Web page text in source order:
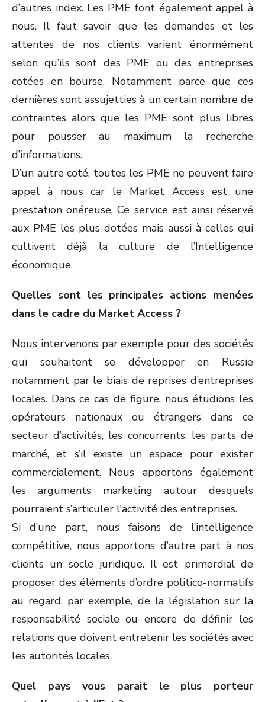
d’autres index. Les PME font également appel à
nous. Il faut savoir que les demandes et les
attentes de nos clients varient énormément
selon qu’ils sont des PME ou des entreprises
cotées en bourse. Notamment parce que ces
dernières sont assujetties à un certain nombre de
contraintes alors que les PME sont plus libres
pour pousser au maximum la recherche
d’informations.
D’un autre coté, toutes les PME ne peuvent faire
appel à nous car le Market Access est une
prestation onéreuse. Ce service est ainsi réservé
aux PME les plus dotées mais aussi à celles qui
cultivent déjà la culture de l’Intelligence
économique.
Quelles sont les principales actions menées
dans le cadre du Market Access ?
Nous intervenons par exemple pour des sociétés
qui souhaitent se développer en Russie
notamment par le biais de reprises d’entreprises
locales. Dans ce cas de figure, nous étudions les
opérateurs nationaux ou étrangers dans ce
secteur d’activités, les concurrents, les parts de
marché, et s’il existe un espace pour exister
commercialement. Nous apportons également
les arguments marketing autour desquels
pourraient s’articuler l'activité des entreprises.
Si d’une part, nous faisons de l’intelligence
compétitive, nous apportons d’autre part à nos
clients un socle juridique. Il est primordial de
proposer des éléments d’ordre politico-normatifs
au regard, par exemple, de la législation sur la
responsabilité sociale ou encore de définir les
relations que doivent entretenir les sociétés avec
les autorités locales.
Quel pays vous parait le plus porteur